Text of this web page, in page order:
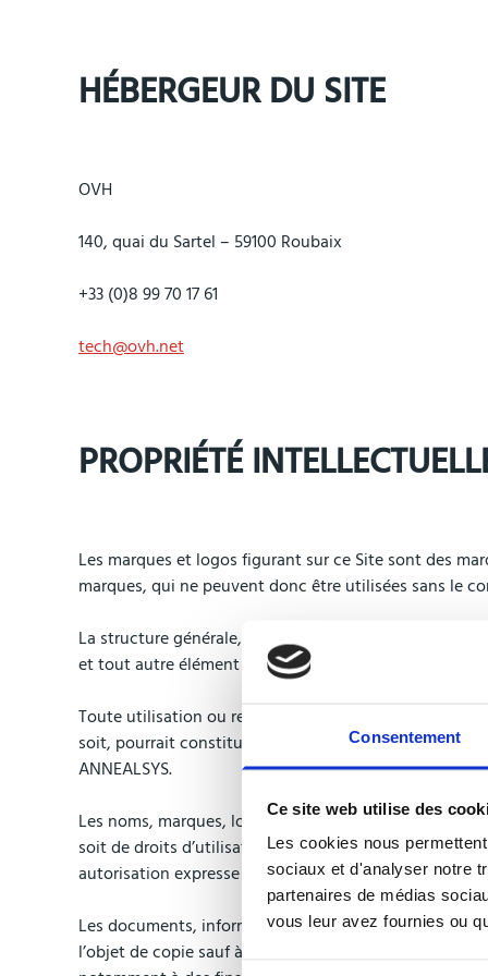
Consentement
Ce site web utilise des
Les cookies nous
sociaux et d'analyser notre
partenaires de médias
vous leur avez fournies ou
HÉBERGEUR DU SITE
OVH
140, quai du Sartel – 59100 Roubaix
+33 (0)8 99 70 17 61
tech@ovh.net
PROPRIÉTÉ
Les marques et logos figurant sur ce Site sont des
marques, qui ne peuvent donc être utilisées sans le
La structure générale, toutes les informations ou
et tout autre élément composant le Site sont la
Toute utilisation ou reproduction qu’elle soit totale
soit, pourrait constituer une contrefaçon
ANNEALSYS.
Les noms, marques, logos et enseignes (ci-après les «
soit de droits d’utilisation, de reproduction et/ou de
autorisation expresse et préalable du propriétaire des
Les documents, informations, éléments graphiques,
l’objet de copie sauf à des fins strictement privées.